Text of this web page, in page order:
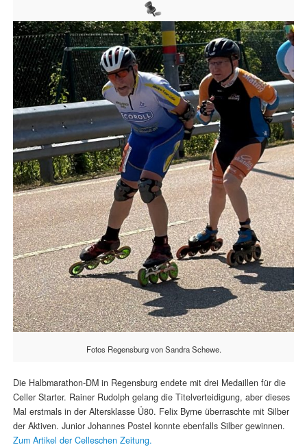
Fotos Regensburg von Sandra Schewe.
Die Halbmarathon-DM in Regensburg endete mit drei Medaillen für die
Celler Starter. Rainer Rudolph gelang die Titelverteidigung, aber dieses
Mal erstmals in der Altersklasse Ü80. Felix Byrne überraschte mit Silber
der Aktiven. Junior Johannes Postel konnte ebenfalls Silber gewinnen.
Zum Artikel der Celleschen Zeitung.